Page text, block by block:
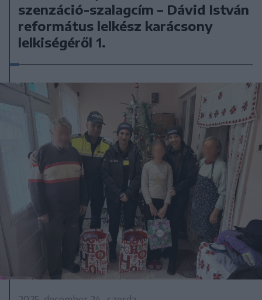
szenzáció-szalagcím – Dávid István
református lelkész karácsony
lelkiségéről 1.